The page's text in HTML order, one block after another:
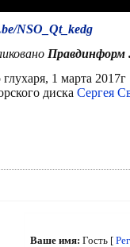
NSO_Qt_kedg
1 марта 2017г
диска Сергея
Ваше имя: Гость [